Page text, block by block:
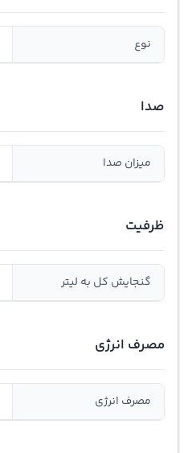
نوع
صدا
میزان صدا
ظرفیت
گنجايش کل به ليتر
مصرف انرژی
مصرف انرژی